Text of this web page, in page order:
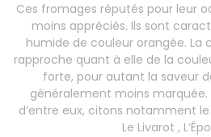
Ces fromages réputés pour leur
moins appréciés. Ils sont
humide de couleur orangée. La
rapproche quant à elle de la
forte, pour autant la saveur
généralement moins marquée.
d’entre eux, citons notamment
Le Livarot ,